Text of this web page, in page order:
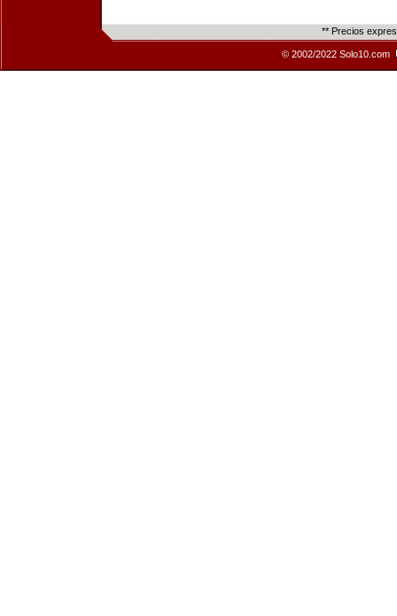
** Precios
© 2002/2022 Solo10.com